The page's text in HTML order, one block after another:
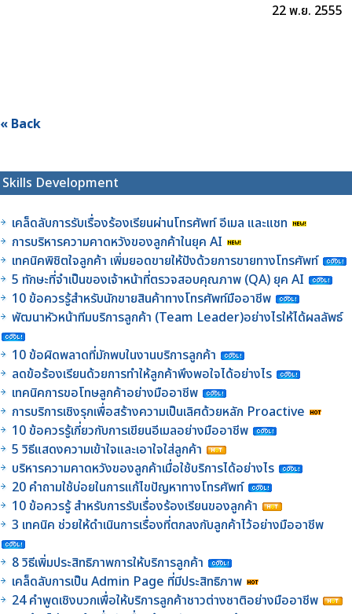
22พ.ย. 2555
« Back
Skills Development
เคล็ดลับการรับเรื่องร้องเรียนผ่านโทรศัพท์ อีเมล และแชท
การบริหารความคาดหวังของลูกค้าในยุค AI
เทคนิคพิชิตใจลูกค้า เพิ่มยอดขายให้ปังด้วยการขายทางโทรศัพท์
5 ทักษะที่จำเป็นของเจ้าหน้าที่ตรวจสอบคุณภาพ (QA) ยุค AI
10 ข้อควรรู้สำหรับนักขายสินค้าทางโทรศัพท์มืออาชีพ
พัฒนาหัวหน้าทีมบริการลูกค้า (Team Leader)อย่างไรให้ได้ผลลัพธ์
10 ข้อผิดพลาดที่มักพบในงานบริการลูกค้า
ลดข้อร้องเรียนด้วยการทำให้ลูกค้าพึงพอใจได้อย่างไร
เทคนิคการขอโทษลูกค้าอย่างมืออาชีพ
การบริการเชิงรุกเพื่อสร้างความเป็นเลิศด้วยหลัก Proactive
10 ข้อควรรู้เกี่ยวกับการเขียนอีเมลอย่างมืออาชีพ
5 วิธีแสดงความเข้าใจและเอาใจใส่ลูกค้า
บริหารความคาดหวังของลูกค้าเมื่อใช้บริการได้อย่างไร
20 คำถามใช้บ่อยในการแก้ไขปัญหาทางโทรศัพท์
10 ข้อควรรู้ สำหรับการรับเรื่องร้องเรียนของลูกค้า
3 เทคนิค ช่วยให้ดำเนินการเรื่องที่ตกลงกับลูกค้าไว้อย่างมืออาชีพ
8 วิธีเพิ่มประสิทธิภาพการให้บริการลูกค้า
เคล็ดลับการเป็น Admin Page ที่มีประสิทธิภาพ
24 คำพูดเชิงบวกเพื่อให้บริการลูกค้าชาวต่างชาติอย่างมืออาชีพ